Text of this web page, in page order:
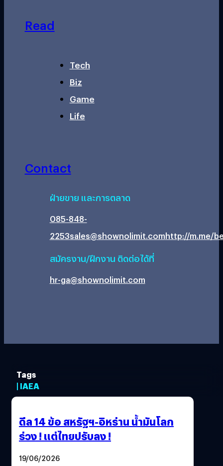
Read
Tech
Biz
Game
Life
Contact
ฝ่ายขาย และการตลาด
085-848-
2253sales@shownolimit.comhttp://m.me/
สมัครงาน/ฝึกงาน ติดต่อได้ที่
hr-ga@shownolimit.com
Tags
| IAEA
ดีล 14 ข้อ สหรัฐฯ-อิหร่าน น้ำมันโลก
ร่วง ! แต่ไทยปรับลง !
19/06/2026